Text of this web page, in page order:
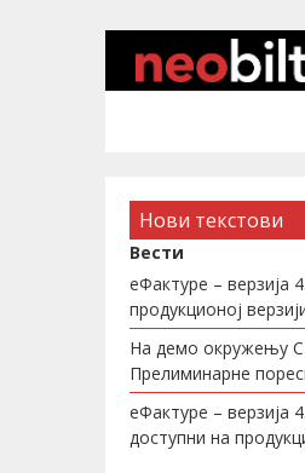
Нови текстови
Вести
еФактуре – верзија
продукционој
На демо окружењу
Прелиминарне
еФактуре – верзија
доступни на